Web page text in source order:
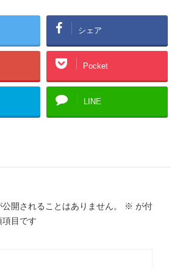
シェア
Pocket
LINE
開されることはありません。 ※ が付
項目です